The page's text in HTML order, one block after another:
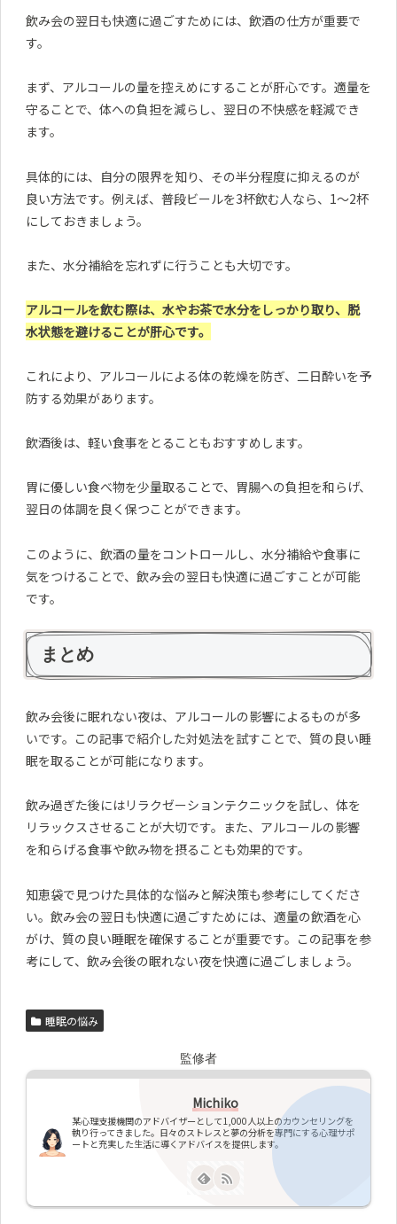
飲み会の翌日も快適に過ごすためには、飲酒の仕方が重要で
す。
まず、アルコールの量を控えめにすることが肝心です。適量を
守ることで、体への負担を減らし、翌日の不快感を軽減でき
ます。
具体的には、自分の限界を知り、その半分程度に抑えるのが
良い方法です。例えば、普段ビールを3杯飲む人なら、1〜2杯
にしておきましょう。
また、水分補給を忘れずに行うことも大切です。
アルコールを飲む際は、水やお茶で水分をしっかり取り、脱
水状態を避けることが肝心です。
これにより、アルコールによる体の乾燥を防ぎ、二日酔いを予
防する効果があります。
飲酒後は、軽い食事をとることもおすすめします。
胃に優しい食べ物を少量取ることで、胃腸への負担を和らげ、
翌日の体調を良く保つことができます。
このように、飲酒の量をコントロールし、水分補給や食事に
気をつけることで、飲み会の翌日も快適に過ごすことが可能
です。
まとめ
飲み会後に眠れない夜は、アルコールの影響によるものが多
いです。この記事で紹介した対処法を試すことで、質の良い睡
眠を取ることが可能になります。
飲み過ぎた後にはリラクゼーションテクニックを試し、体を
リラックスさせることが大切です。また、アルコールの影響
を和らげる食事や飲み物を摂ることも効果的です。
知恵袋で見つけた具体的な悩みと解決策も参考にしてくださ
い。飲み会の翌日も快適に過ごすためには、適量の飲酒を心
がけ、質の良い睡眠を確保することが重要です。この記事を参
考にして、飲み会後の眠れない夜を快適に過ごしましょう。
睡眠の悩み
監修者
Michiko
某心理支援機関のアドバイザーとして1,000人以上のカウンセリングを
執り行ってきました。日々のストレスと夢の分析を専門にする心理サポ
ートと充実した生活に導くアドバイスを提供します。